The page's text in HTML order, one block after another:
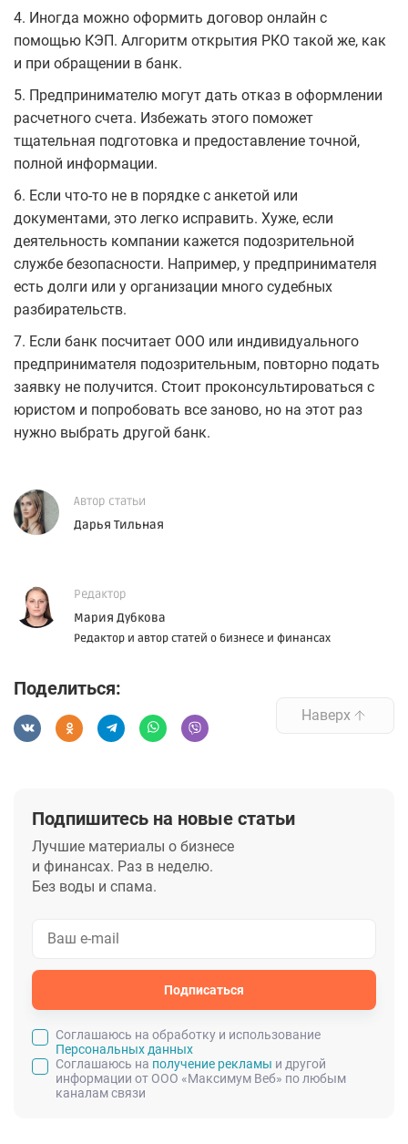
4. Иногда можно оформить договор онлайн с
помощью КЭП. Алгоритм открытия РКО такой же, как
и при обращении в банк.
5. Предпринимателю могут дать отказ в оформлении
расчетного счета. Избежать этого поможет
тщательная подготовка и предоставление точной,
полной информации.
6. Если что-то не в порядке с анкетой или
документами, это легко исправить. Хуже, если
деятельность компании кажется подозрительной
службе безопасности. Например, у предпринимателя
есть долги или у организации много судебных
разбирательств.
7. Если банк посчитает ООО или индивидуального
предпринимателя подозрительным, повторно подать
заявку не получится. Стоит проконсультироваться с
юристом и попробовать все заново, но на этот раз
нужно выбрать другой банк.
Автор статьи
Дарья Тильная
Редактор
Мария Дубкова
Редактор и автор статей о бизнесе и финансах
Поделиться:
Наверх
Подпишитесь на новые статьи
Лучшие материалы о бизнесе
и финансах. Раз в неделю.
Без воды и спама.
Подписаться
Cоглашаюсь на обработку и использование
Персональных данных
Соглашаюсь на получение рекламы и другой
информации от ООО «Максимум Веб» по любым
каналам связи